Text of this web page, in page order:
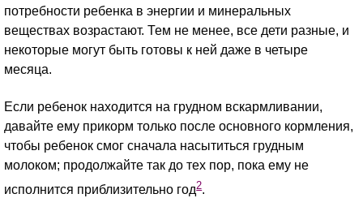
потребности ребенка в энергии и минеральных
веществах возрастают. Тем не менее, все дети разные, и
некоторые могут быть готовы к ней даже в четыре
месяца.
Если ребенок находится на грудном вскармливании,
давайте ему прикорм только после основного кормления,
чтобы ребенок смог сначала насытиться грудным
молоком; продолжайте так до тех пор, пока ему не
исполнится приблизительно год2.